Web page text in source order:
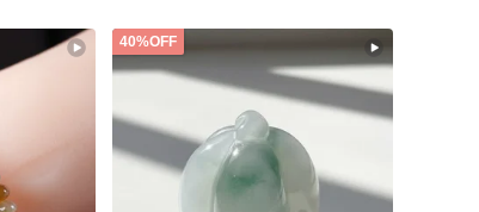
40%OFF